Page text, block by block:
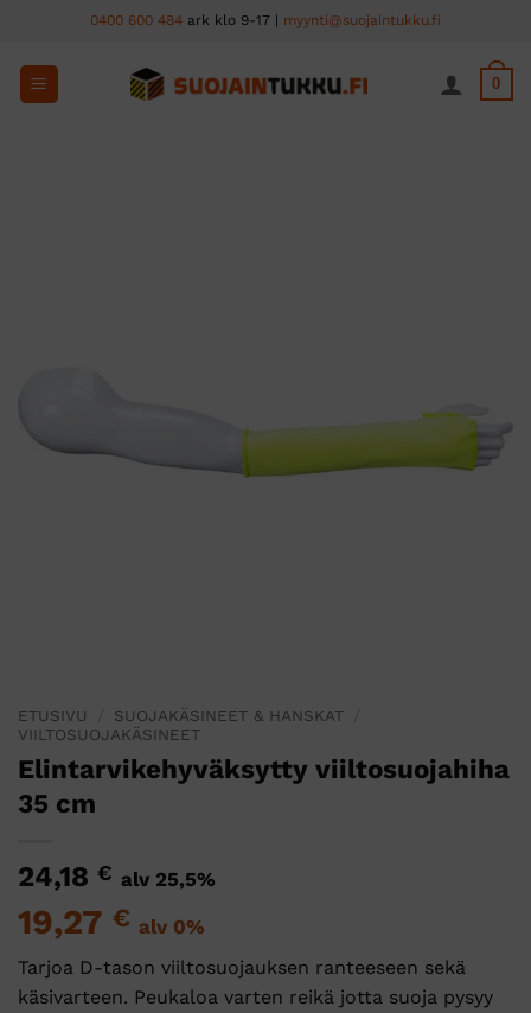
content
0400 600 484 ark klo 9-17 | myynti@suojaintukku.fi
0
ETUSIVU SUOJAKÄSINEET & HANSKAT
VIILTOSUOJAKÄSINEET
Elintarvikehyväksytty viiltosuojahiha
35 cm
24,18 € alv 25,5%
19,27 € alv 0%
Tarjoa D-tason viiltosuojauksen ranteeseen sekä
käsivarteen. Peukaloa varten reikä jotta suoja pysyy